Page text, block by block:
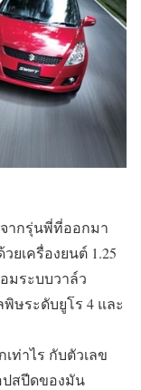
จากรุ่นพี่ที่ออกมา
ยเครื่องยนต์ 1.25
มระบบวาล์ว
ษระดับยูโร 4 และ
ท่าไร กับตัวเลข
ปสปีดของมัน